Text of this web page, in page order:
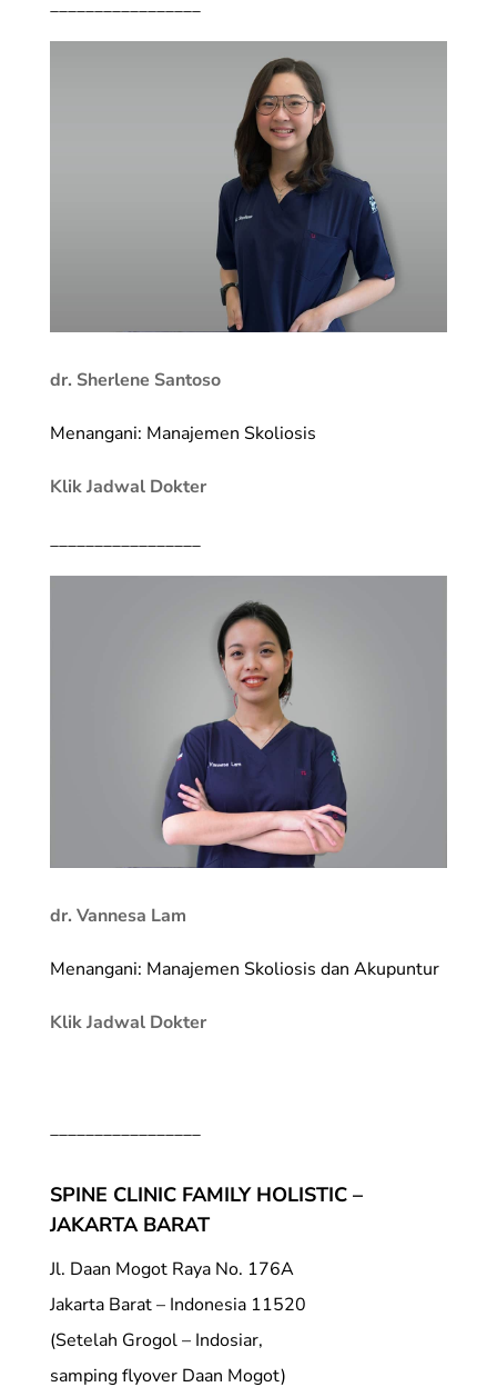
_________________
dr. Sherlene Santoso
Menangani: Manajemen Skoliosis
Klik Jadwal Dokter
_________________
dr. Vannesa Lam
Menangani: Manajemen Skoliosis dan Akupuntur
Klik Jadwal Dokter
_________________
SPINE CLINIC FAMILY HOLISTIC –
JAKARTA BARAT
Jl. Daan Mogot Raya No. 176A
Jakarta Barat – Indonesia 11520
(Setelah Grogol – Indosiar,
samping flyover Daan Mogot)